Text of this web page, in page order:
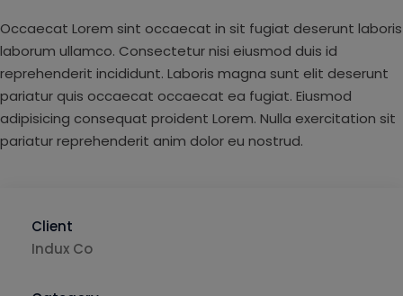
Occaecat Lorem sint occaecat in sit fugiat deserunt laboris
laborum ullamco. Consectetur nisi eiusmod duis id
reprehenderit incididunt. Laboris magna sunt elit deserunt
pariatur quis occaecat occaecat ea fugiat. Eiusmod
adipisicing consequat proident Lorem. Nulla exercitation sit
pariatur reprehenderit anim dolor eu nostrud.
Client
Indux Co